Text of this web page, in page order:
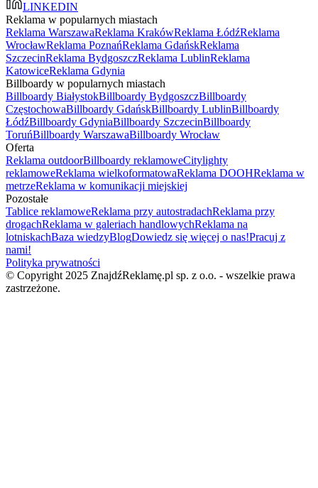
LINKEDIN
Reklama w popularnych miastach
Reklama WarszawaReklama KrakówReklama ŁódźReklama
WrocławReklama PoznańReklama GdańskReklama
SzczecinReklama BydgoszczReklama LublinReklama
KatowiceReklama Gdynia
Billboardy w popularnych miastach
Billboardy BiałystokBillboardy BydgoszczBillboardy
CzęstochowaBillboardy GdańskBillboardy LublinBillboardy
ŁódźBillboardy GdyniaBillboardy SzczecinBillboardy
ToruńBillboardy WarszawaBillboardy Wrocław
Oferta
Reklama outdoorBillboardy reklamoweCitylighty
reklamoweReklama wielkoformatowaReklama DOOHReklama w
metrzeReklama w komunikacji miejskiej
Pozostałe
Tablice reklamoweReklama przy autostradachReklama przy
drogachReklama w galeriach handlowychReklama na
lotniskachBaza wiedzyBlogDowiedz się więcej o nas!Pracuj z
nami!
Polityka prywatności
© Copyright 2025 ZnajdźReklamę.pl sp. z o.o. - wszelkie prawa
zastrzeżone.